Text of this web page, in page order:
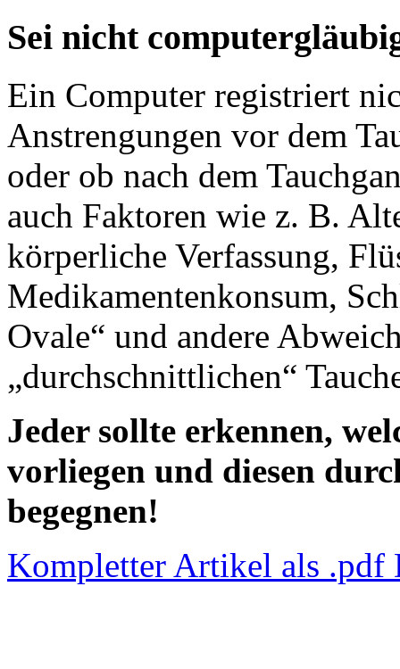
Sei nicht
Ein Computer registriert
Anstrengungen vor dem
oder ob nach dem
auch Faktoren wie z. B.
körperliche Verfassung,
Medikamentenkonsum,
Ovale“ und andere
„durchschnittlichen“
Jeder sollte erkennen,
vorliegen und diesen
begegnen!
Kompletter Artikel als .pdf